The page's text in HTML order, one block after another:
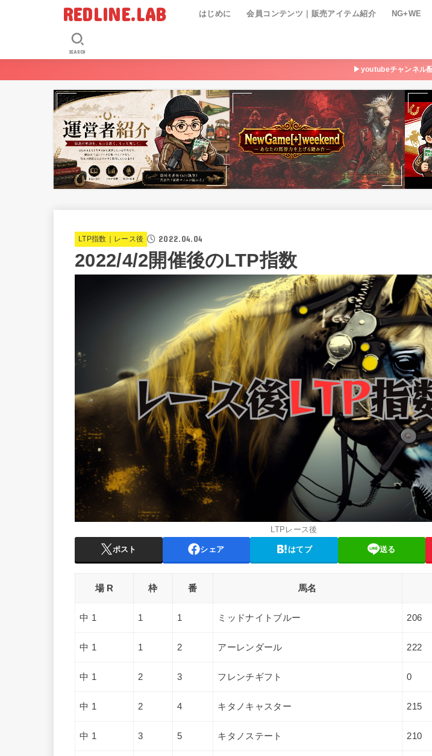
REDLINE.LAB はじめに 会員コンテンツ｜販売アイテム紹介 NG+WE
SEARCH
▶youtubeチャンネル
LTP指数｜レース後 2022.04.04
2022/4/2開催後のLTP指数
LTPレース後
ポスト シェア はてブ 送る
場 R 枠 番 馬名
中 1 1 1 ミッドナイトブルー 206
中 1 1 2 アーレンダール 222
中 1 2 3 フレンチギフト 0
中 1 2 4 キタノキャスター 215
中 1 3 5 キタノステート 210